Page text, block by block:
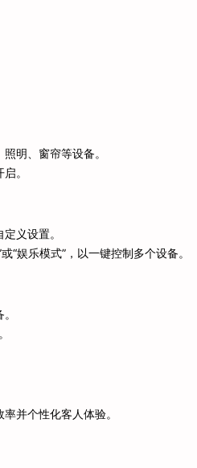
明、窗帘等设备。
。
义设置。
“娱乐模式”，以一键控制多个设备。
并个性化客人体验。